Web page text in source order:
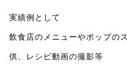
実績例として
飲食店のメニューやポップの
供、レシピ動画の撮影等